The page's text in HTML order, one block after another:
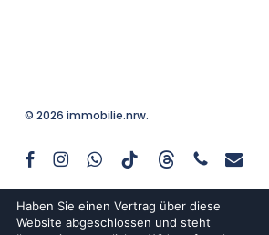
© 2026 immobilie.nrw.
facebookinstagramwhatsapp
tiktok threadsphoneemail